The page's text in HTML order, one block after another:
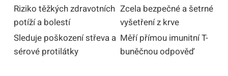
Riziko těžkých zdravotních
potíží a bolestí
Zcela bezpečné a šetrné
vyšetření z krve
Sleduje poškození střeva a
sérové protilátky
Měří přímou imunitní T-
buněčnou odpověď